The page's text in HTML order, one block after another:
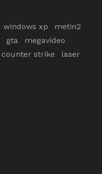
windows xp
metin2
gta
megavideo
counter strike laser